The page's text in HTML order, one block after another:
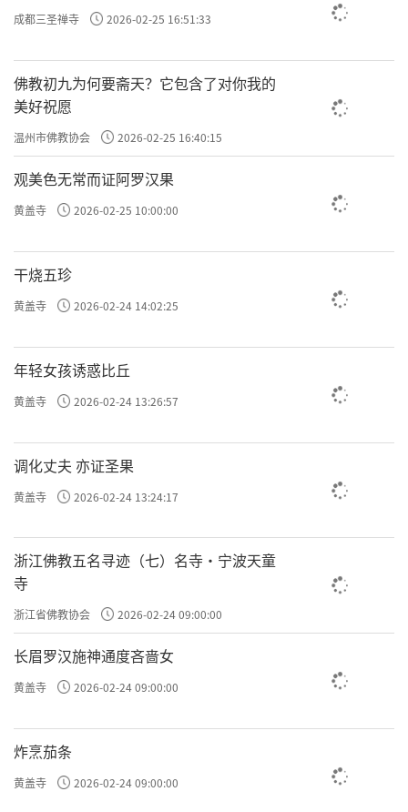
成都三圣禅寺 2026-02-25 16:51:33
佛教初九为何要斋天？它包含了对你我的
美好祝愿
温州市佛教协会 2026-02-25 16:40:15
观美色无常而证阿罗汉果
黄盖寺 2026-02-25 10:00:00
干烧五珍
黄盖寺 2026-02-24 14:02:25
年轻女孩诱惑比丘
黄盖寺 2026-02-24 13:26:57
调化丈夫 亦证圣果
黄盖寺 2026-02-24 13:24:17
浙江佛教五名寻迹（七）名寺·宁波天童
寺
浙江省佛教协会 2026-02-24 09:00:00
长眉罗汉施神通度吝啬女
黄盖寺 2026-02-24 09:00:00
炸烹茄条
黄盖寺 2026-02-24 09:00:00